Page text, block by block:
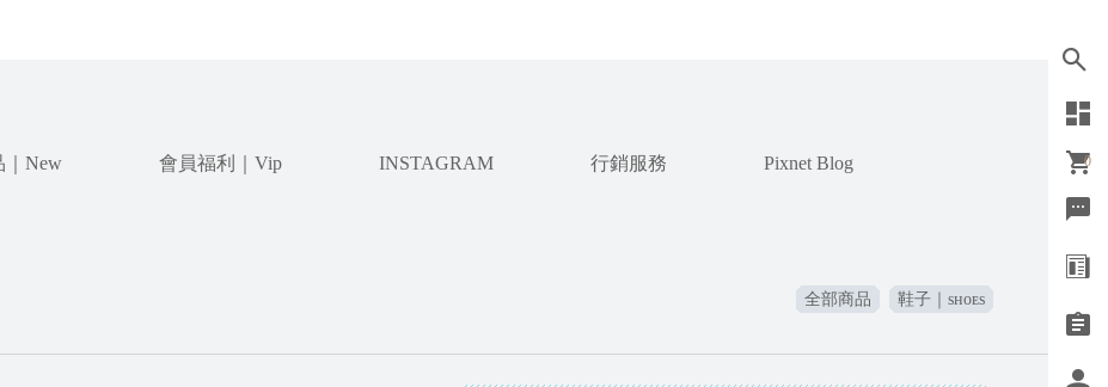
0
｜New 會員福利｜Vip INSTAGRAM 行銷服務 Pixnet Blog
全部商品 鞋子｜sʜᴏᴇs